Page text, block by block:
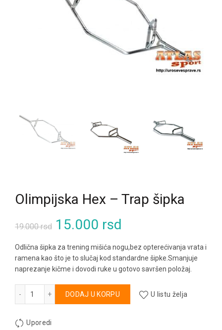
Olimpijska Hex – Trap šipka
19.000rsd Originalna
cena
je
bila:
15.000 rsd
cena
je:
15.000 rsd.
Odlična šipka za trening mišića nogu,bez opterećivanja vrata i
ramena kao što je to slučaj kod standardne šipke.Smanjuje
naprezanje kičme i dovodi ruke u gotovo savršen položaj.
Olimpijska Hex - Trap šipka količina
DODAJ U KORPU
Alternative:
U listu želja
Uporedi